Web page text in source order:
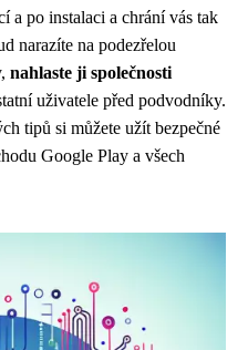
a po instalaci a chrání vás tak
narazíte na podezřelou
nahlaste ji společnosti
uživatele před podvodníky.
tipů si můžete užít bezpečné
Google Play a všech